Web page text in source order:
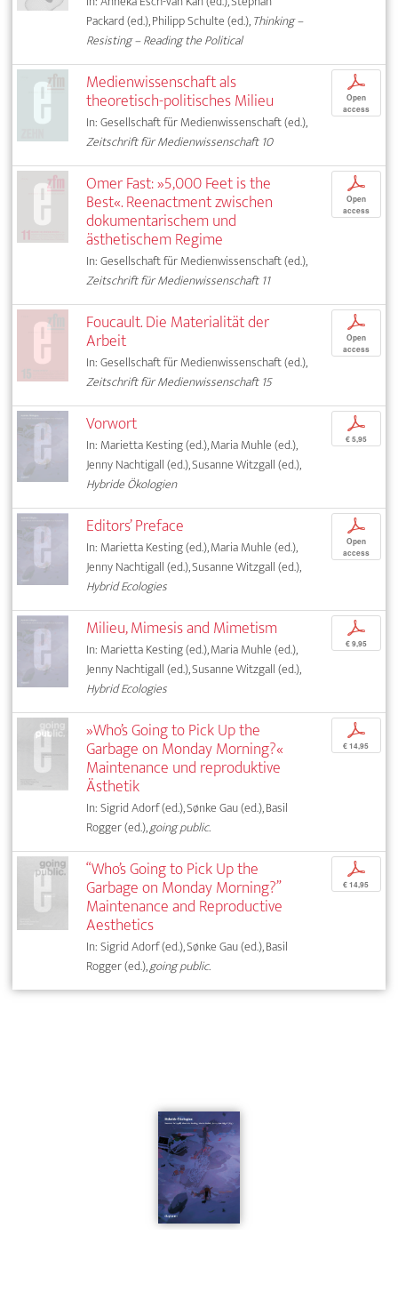
Packard (ed.), Philipp Schulte (ed.),Thinking –
Resisting – Reading the Political
Medienwissenschaft als
theoretisch-politisches Milieu
In: Gesellschaft für Medienwissenschaft (ed.),
Zeitschrift für Medienwissenschaft 10
p
Open
access
Omer Fast: »5,000 Feet is the
Best«. Reenactment zwischen
dokumentarischem und
ästhetischem Regime
In: Gesellschaft für Medienwissenschaft (ed.),
Zeitschrift für Medienwissenschaft 11
p
Open
access
Foucault. Die Materialität der
Arbeit
In: Gesellschaft für Medienwissenschaft (ed.),
Zeitschrift für Medienwissenschaft 15
p
Open
access
Vorwort
In: Marietta Kesting (ed.), Maria Muhle (ed.),
Jenny Nachtigall (ed.), Susanne Witzgall (ed.),
Hybride Ökologien
p
€ 5,95
Editors’ Preface
In: Marietta Kesting (ed.), Maria Muhle (ed.),
Jenny Nachtigall (ed.), Susanne Witzgall (ed.),
Hybrid Ecologies
p
Open
access
Milieu, Mimesis and Mimetism
In: Marietta Kesting (ed.), Maria Muhle (ed.),
Jenny Nachtigall (ed.), Susanne Witzgall (ed.),
Hybrid Ecologies
p
€ 9,95
»Who’s Going to Pick Up the
Garbage on Monday Morning?«
Maintenance und reproduktive
Ästhetik
In: Sigrid Adorf (ed.), Sønke Gau (ed.), Basil
Rogger (ed.),going public.
p
€ 14,95
“Who’s Going to Pick Up the
Garbage on Monday Morning?”
Maintenance and Reproductive
Aesthetics
In: Sigrid Adorf (ed.), Sønke Gau (ed.), Basil
Rogger (ed.),going public.
p
€ 14,95